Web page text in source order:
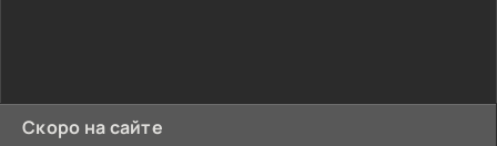
Скоро на сайте